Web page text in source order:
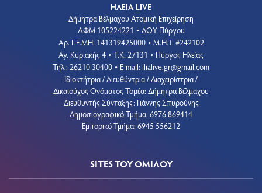
ΗΛΕΙΑ LIVE
Δήμητρα Βέλμαχου Ατομική Επιχείρηση
ΑΦΜ 105224221 • ΔΟΥ Πύργου
Aρ. Γ.Ε.ΜΗ. 141319425000 • Μ.Η.Τ. #242102
Αγ. Κυριακής 4 • Τ.Κ. 27131 • Πύργος Ηλείας
Τηλ.: 26210 30400 • E-mail: ilialive.gr@gmail.com
Ιδιοκτήτρια / Διευθύντρια / Διαχειρίστρια /
Δικαιούχος Ονόματος Τομέα: Δήμητρα Βέλμαχου
Διευθυντής Σύνταξης: Γιάννης Σπυρούνης
Δημοσιογραφικό Τμήμα: 6976 869414
Εμπορικό Τμήμα: 6945 556212
SITES ΤΟΥ ΟΜΙΛΟΥ